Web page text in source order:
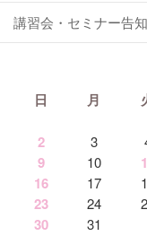
講習会・セミナー告知
日
月
2
3
9
10
16
17
23
24
30
31